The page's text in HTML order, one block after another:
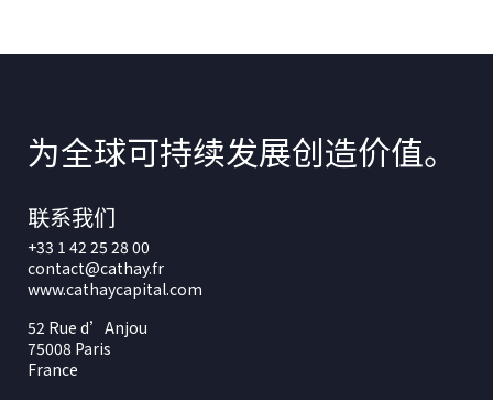
为全球可持续发展创造价值。
联系我们
+33 1 42 25 28 00
contact@cathay.fr
www.cathaycapital.com
52 Rue d’Anjou
75008 Paris
France